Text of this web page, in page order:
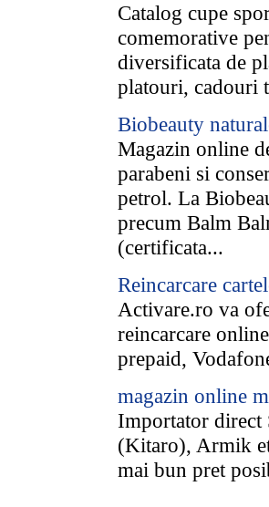
Catalog cupe
comemorative
diversificata de
platouri, cadouri
Biobeauty
Magazin online
parabeni si
petrol. La
precum Balm
(certificata...
Reincarcare
Activare.ro va
reincarcare
prepaid,
magazin online
Importator direct
(Kitaro), Armik
mai bun pret